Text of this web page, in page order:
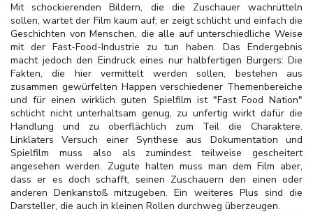
Mit schockierenden Bildern, die die Zuschauer wachrütteln
sollen, wartet der Film kaum auf; er zeigt schlicht und einfach die
Geschichten von Menschen, die alle auf unterschiedliche Weise
mit der Fast-Food-Industrie zu tun haben. Das Endergebnis
macht jedoch den Eindruck eines nur halbfertigen Burgers: Die
Fakten, die hier vermittelt werden sollen, bestehen aus
zusammen gewürfelten Happen verschiedener Themenbereiche
und für einen wirklich guten Spielfilm ist "Fast Food Nation"
schlicht nicht unterhaltsam genug, zu unfertig wirkt dafür die
Handlung und zu oberflächlich zum Teil die Charaktere.
Linklaters Versuch einer Synthese aus Dokumentation und
Spielfilm muss also als zumindest teilweise gescheitert
angesehen werden. Zugute halten muss man dem Film aber,
dass er es doch schafft, seinen Zuschauern den einen oder
anderen Denkanstoß mitzugeben. Ein weiteres Plus sind die
Darsteller, die auch in kleinen Rollen durchweg überzeugen.